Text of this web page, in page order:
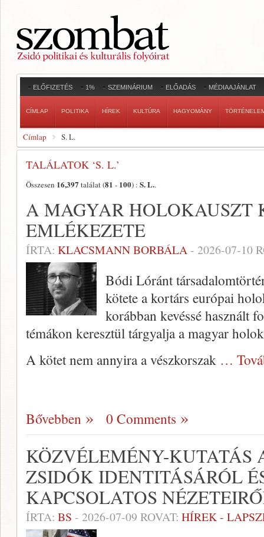
ELŐFIZETÉS 1% SZEMINÁRIUM ELŐADÁS MÉDIAAJÁNLAT
CÍMLAP POLITIKA HÍREK KULTÚRA HAGYOMÁNY
Címlap S. L.
TALÁLATOK ‘S. L.’
Összesen 16,397 találat (81 - 100) : S. L..
A MAGYAR HOLOKAUSZT
EMLÉKEZETE
ÍRTA: KLACSMANN BORBÁLA- 2026-07-10
Bódi Lóránt
kötete a kortárs európai
korábban kevéssé használt
témákon keresztül tárgyalja a magyar
A kötet nem annyira a vészkorszak …
Bővebben 0 Comments
KÖZVÉLEMÉNY-
ZSIDÓK IDENTITÁSÁRÓL
KAPCSOLATOS
ÍRTA: BS - 2026-07-09 ROVAT: HÍREK -